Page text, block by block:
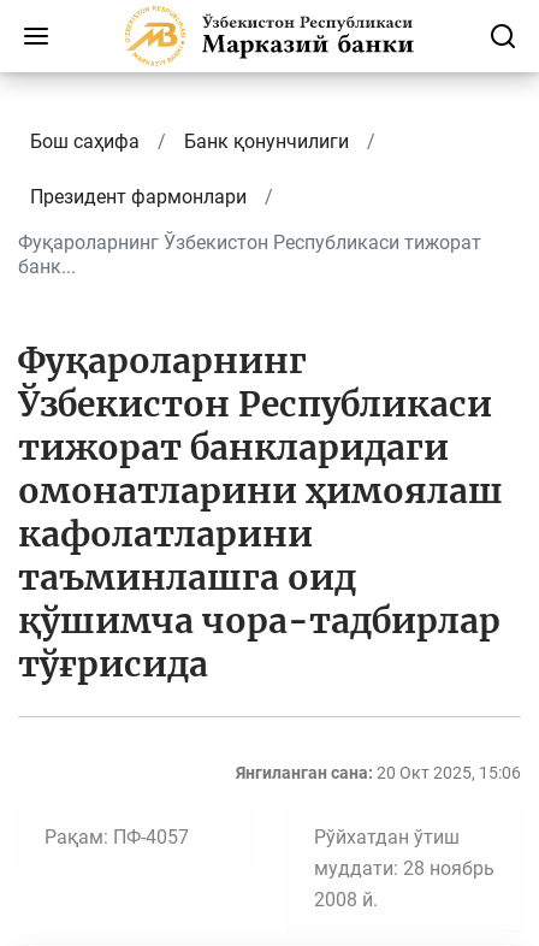
Бош саҳифа Банк қонунчилиги
Президент фармонлари
Фуқароларнинг Ўзбекистон Республикаси тижорат
банк...
Фуқароларнинг
Ўзбекистон Республикаси
тижорат банкларидаги
омонатларини ҳимоялаш
кафолатларини
таъминлашга оид
қўшимча чора-тадбирлар
тўғрисида
Янгиланган сана: 20 Окт 2025, 15:06
Рақам: ПФ-4057
Рўйхатдан ўтиш
муддати: 28 ноябрь
2008 й.